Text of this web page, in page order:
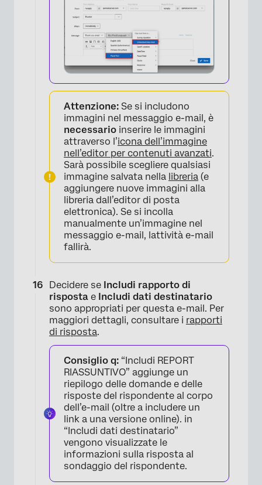
×
Attenzione: Se si includono
immagini nel messaggio e-mail, è
necessario inserire le immagini
attraverso l’icona dell’immagine
nell’editor per contenuti avanzati.
Sarà possibile scegliere qualsiasi
immagine salvata nella libreria (e
aggiungere nuove immagini alla
libreria dall’editor di posta
elettronica). Se si incolla
manualmente un’immagine nel
messaggio e-mail, lattività e-mail
fallirà.
Decidere se Includi rapporto di
risposta e Includi dati destinatario
sono appropriati per questa e-mail. Per
maggiori dettagli, consultare i rapporti
di risposta.
Consiglio q: “Includi REPORT
RIASSUNTIVO” aggiunge un
riepilogo delle domande e delle
risposte del rispondente al corpo
dell’e-mail (oltre a includere un
link a una versione online). in
“Includi dati destinatario”
vengono visualizzate le
informazioni sulla risposta al
sondaggio del rispondente.